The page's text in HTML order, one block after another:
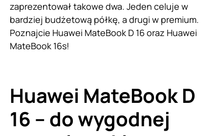
zaprezentował takowe dwa. Jeden celuje w
bardziej budżetową półkę, a drugi w premium.
Poznajcie Huawei MateBook D 16 oraz Huawei
MateBook 16s!
Huawei MateBook D
16 – do wygodnej